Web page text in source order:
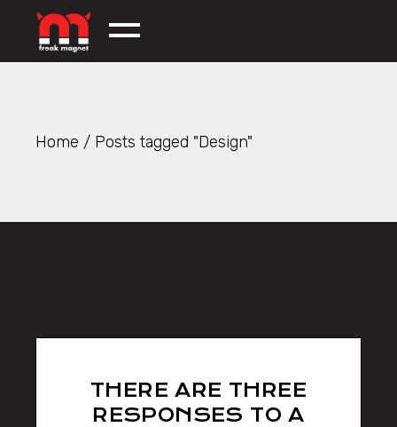
content
Home Posts tagged "Design"
THERE ARE THREE
RESPONSES TO A